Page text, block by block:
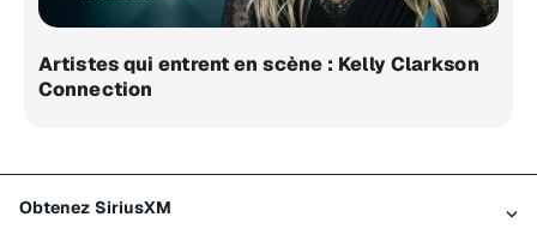
Artistes qui entrent en scène : Kelly Clarkson
Connection
Obtenez SiriusXM